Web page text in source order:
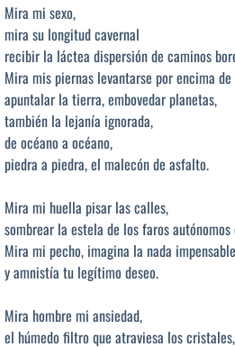
Mira mi sexo,
mira su longitud cavernal
recibir la láctea dispersión de caminos
Mira mis piernas levantarse por encima
apuntalar la tierra, embovedar planetas,
también la lejanía ignorada,
de océano a océano,
piedra a piedra, el malecón de asfalto.
Mira mi huella pisar las calles,
sombrear la estela de los faros
Mira mi pecho, imagina la nada impensable
y amnistía tu legítimo deseo.
Mira hombre mi ansiedad,
el húmedo filtro que atraviesa los cristales,